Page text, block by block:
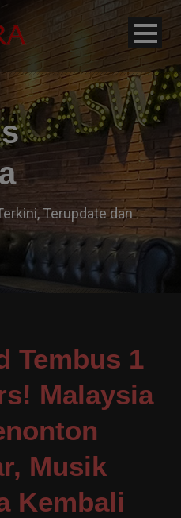
Terupdate dan
Tembus 1
Malaysia
Musik
Kembali
modal-check